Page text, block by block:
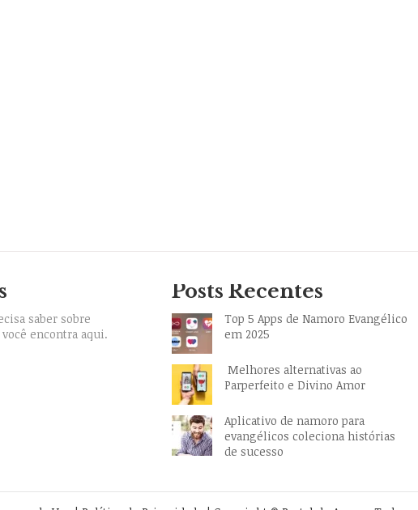
saber sobre
encontra aqui.
Posts Recentes
Top 5 Apps de Namoro Evangélico
em 2025
Melhores alternativas ao
Parperfeito e Divino Amor
Aplicativo de namoro para
evangélicos coleciona histórias
de sucesso